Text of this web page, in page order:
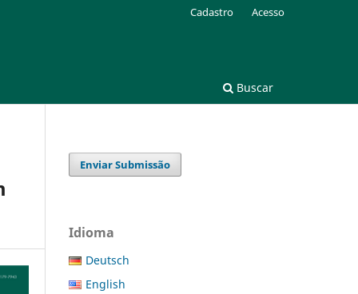
Buscar
Cadastro Acesso
Enviar Submissão
Idioma
Deutsch
English